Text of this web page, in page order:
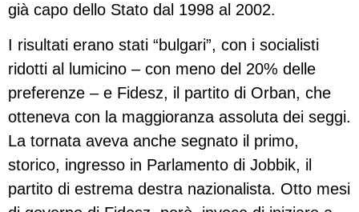
già capo dello Stato dal 1998 al 2002.
I risultati erano stati “bulgari”, con i socialisti
ridotti al lumicino – con meno del 20% delle
preferenze – e Fidesz, il partito di Orban, che
otteneva con la maggioranza assoluta dei seggi.
La tornata aveva anche segnato il primo,
storico, ingresso in Parlamento di Jobbik, il
partito di estrema destra nazionalista. Otto mesi